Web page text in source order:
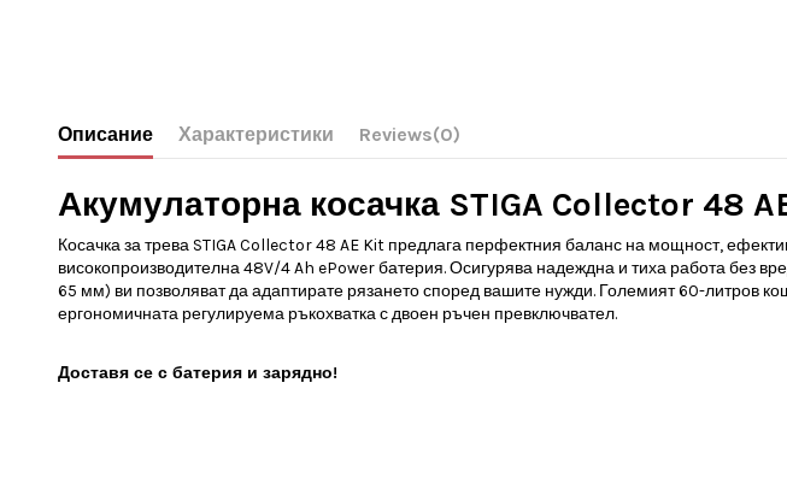
Описание Характеристики Reviews(0)
Акумулаторна косачка STIGA Collector 48
Косачка за трева STIGA Collector 48 AE Kit предлага перфектния баланс на мощност,
високопроизводителна 48V/4 Ah ePower батерия. Осигурява надеждна и тиха работа без
65 мм) ви позволяват да адаптирате рязането според вашите нужди. Големият 60-литров
ергономичната регулируема ръкохватка с двоен ръчен превключвател.
Доставя се с батерия и зарядно!